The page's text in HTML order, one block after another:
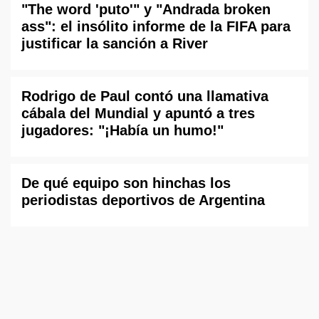
"The word 'puto'" y "Andrada broken
ass": el insólito informe de la FIFA para
justificar la sanción a River
Rodrigo de Paul contó una llamativa
cábala del Mundial y apuntó a tres
jugadores: "¡Había un humo!"
De qué equipo son hinchas los
periodistas deportivos de Argentina